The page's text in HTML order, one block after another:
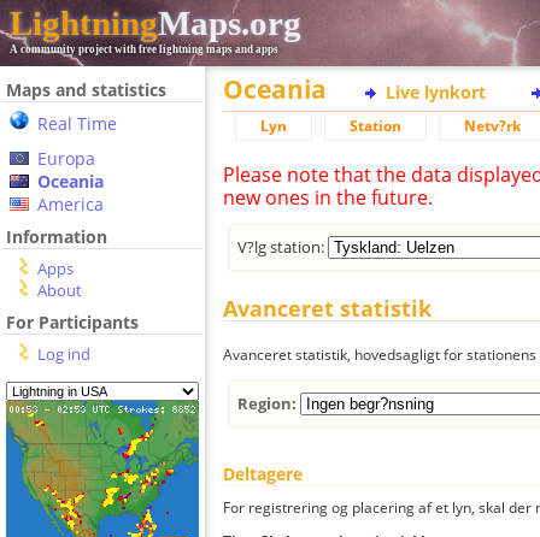
LightningMaps.org
A community project with free lightning maps and apps
Maps and statistics
Real Time
Europa
Oceania
America
Information
Apps
About
For Participants
Log ind
Oceania Live lynkort
Lyn Station Netv?rk
Please note that the data
new ones in the future.
V?lg station:
Avanceret statistik
Avanceret statistik, hovedsagligt for
Region:
Deltagere
For registrering og placering af et lyn, skal